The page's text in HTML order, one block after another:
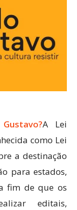
A Lei
como Lei
a destinação
para estados,
fim de que os
editais,